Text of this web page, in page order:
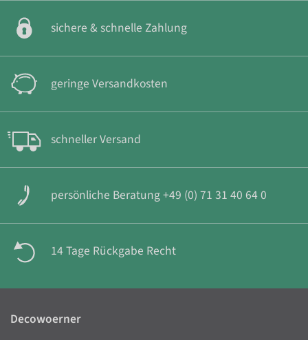
sichere & schnelle Zahlung
geringe Versandkosten
schneller Versand
persönliche Beratung +49 (0) 71 31 40 64 0
14 Tage Rückgabe Recht
Decowoerner